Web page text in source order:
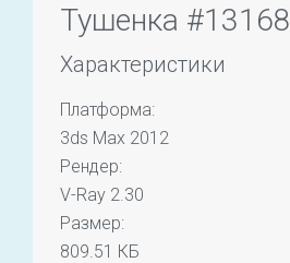
Тушенка #13168
Характеристики
Платформа:
3ds Max 2012
Рендер:
V-Ray 2.30
Размер:
809.51 КБ